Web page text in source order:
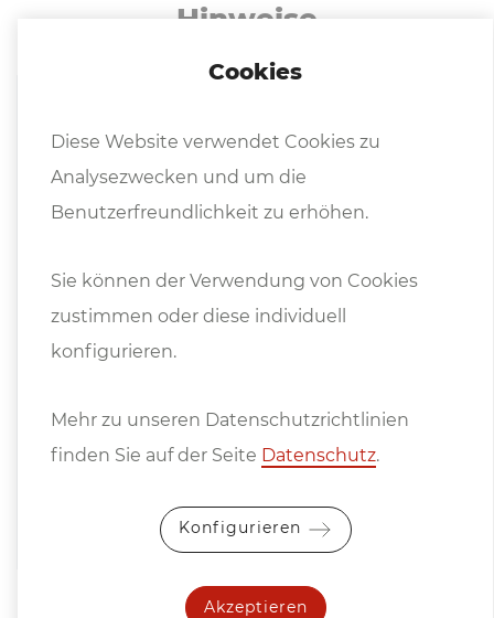
Hinweise
Maschinen- und Stahlbauindustrie
Österreichs.
Wir verkaufen ausschließlich unter
vollständigen Bezahlung unser
uneingeschränktes Eigentum.
Preisänderungen und Irrtum vorbehalten.
Cookies
Diese Website verwendet Cookies zu
Analysezwecken und um die
Benutzerfreundlichkeit zu erhöhen.
Sie können der Verwendung von Cookies
zustimmen oder diese individuell
konfigurieren.
Mehr zu unseren Datenschutzrichtlinien
finden Sie auf der Seite Datenschutz.
Konfigurieren
Akzeptieren